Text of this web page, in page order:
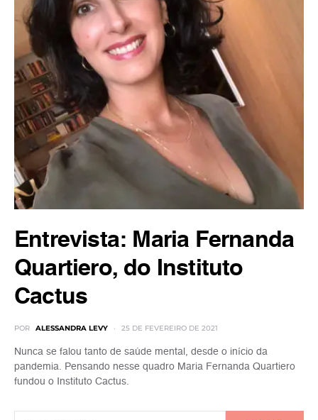
Entrevista: Maria Fernanda
Quartiero, do Instituto
Cactus
POR ALESSANDRA LEVY 25 DE FEVEREIRO DE 2021
Nunca se falou tanto de saúde mental, desde o início da
pandemia. Pensando nesse quadro Maria Fernanda Quartiero
fundou o Instituto Cactus.